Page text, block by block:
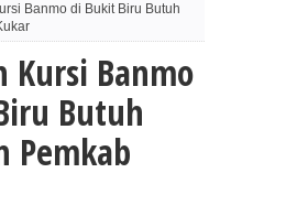
Banmo di Bukit Biru Butuh
Kursi Banmo
Butuh
Pemkab